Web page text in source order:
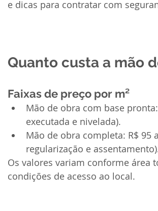
e dicas para contratar com
Quanto custa a mão
Faixas de preço por m²
Mão de obra com base
executada e nivelada).
Mão de obra completa: R$ 95
regularização e
Os valores variam conforme área
condições de acesso ao local.